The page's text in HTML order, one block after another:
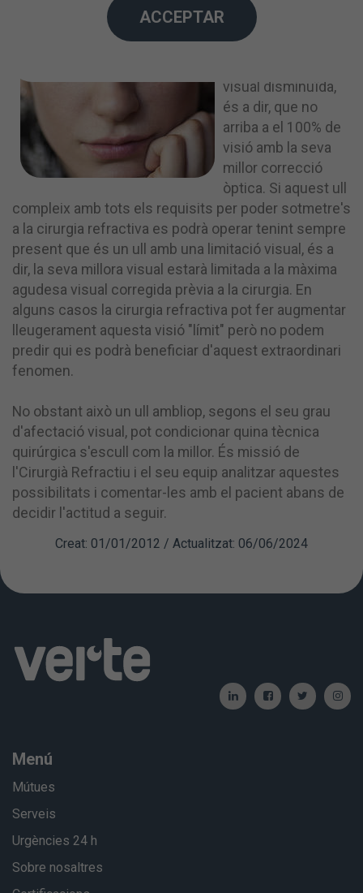
aquell ull
estructuralment
normal i sa però
visual disminuïda,
és a dir, que no
arriba a el 100% de
visió amb la seva
millor correcció
òptica. Si aquest ull
compleix amb tots els requisits per poder sotmetre's
a la cirurgia refractiva es podrà operar tenint sempre
present que és un ull amb una limitació visual, és a
dir, la seva millora visual estarà limitada a la màxima
agudesa visual corregida prèvia a la cirurgia. En
alguns casos la cirurgia refractiva pot fer augmentar
lleugerament aquesta visió "límit" però no podem
predir qui es podrà beneficiar d'aquest extraordinari
fenomen.
No obstant això un ull ambliop, segons el seu grau
d'afectació visual, pot condicionar quina tècnica
quirúrgica s'escull com la millor. És missió de
l'Cirurgià Refractiu i el seu equip analitzar aquestes
possibilitats i comentar-les amb el pacient abans de
decidir l'actitud a seguir.
Creat: 01/01/2012 / Actualitzat: 06/06/2024
Menú
Mútues
Serveis
Urgències 24 h
Sobre nosaltres
ACCEPTAR